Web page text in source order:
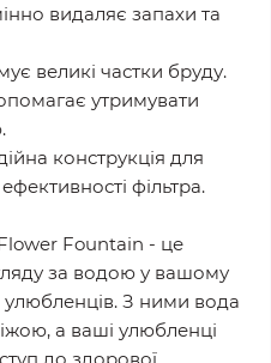
видаляє запахи та
великі частки бруду.
утримувати
конструкція для
фільтра.
Fountain - це
за водою у вашому
З ними вода
а ваші улюбленці